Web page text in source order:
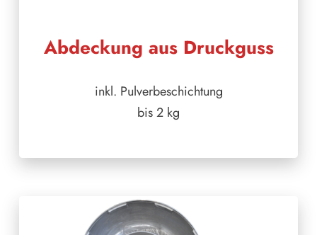
Abdeckung aus Druckguss
inkl. Pulverbeschichtung
bis 2 kg